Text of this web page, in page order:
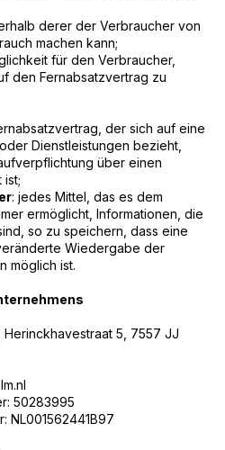
derer der Verbraucher von
machen kann;
für den Verbraucher,
den Fernabsatzvertrag zu
der sich auf eine
Dienstleistungen bezieht,
über einen
ist;
: jedes Mittel, das es dem
ermöglicht, Informationen, die
so zu speichern, dass eine
Wiedergabe der
möglich ist.
5, 7557 JJ
50283995
NL001562441B97